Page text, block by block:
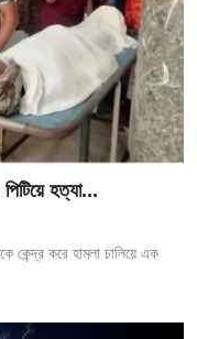
হত্যা...
করে হামলা চালিয়ে এক